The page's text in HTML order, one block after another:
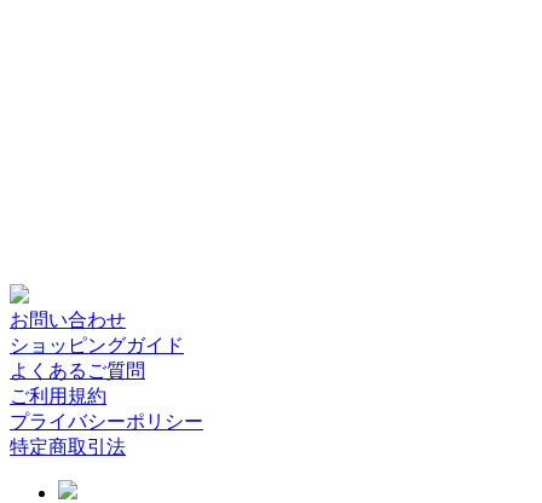
お問い合わせ
ショッピングガイド
よくあるご質問
ご利用規約
プライバシーポリシー
特定商取引法